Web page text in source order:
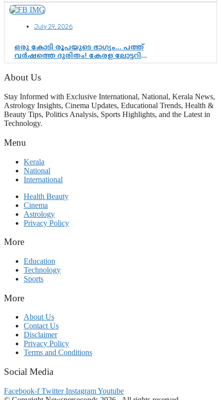
ദുരുപയോഗം ചെയ്യുന്നു;
ശ്രീനാരായണ പ്രസ്ഥാനത്തെ
ഗോകുലം ഗോപാലൻ
July 29, 2026
ഒരു കോടി രൂപയുടെ ഭാഗ്യം… പത്ത്
വർഷത്തെ ദുരിതം! കേരള ലോട്ടറി
സംവിധാനത്തെ ചോദ്യം ചെയ്ത്
കോയയുടെ പോരാട്ടം
About Us
Stay Informed with Exclusive International, National, Kerala News,
Astrology Insights, Cinema Updates, Educational Trends, Health &
Beauty Tips, Politics Analysis, Sports Highlights, and the Latest in
Technology.
Menu
Kerala
National
International
Health Beauty
Cinema
Astrology
Privacy Policy
More
Education
Technology
Sports
More
About Us
Contact Us
Disclaimer
Privacy Policy
Terms and Conditions
Social Media
Facebook-f Twitter InstagramYoutube